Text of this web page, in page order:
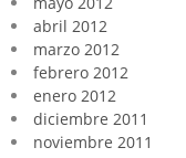
abril 2012
marzo 2012
febrero 2012
enero 2012
diciembre 2011
noviembre 2011